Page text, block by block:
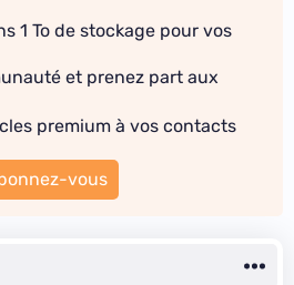
1 To de stockage pour vos
et prenez part aux
premium à vos contacts
vous